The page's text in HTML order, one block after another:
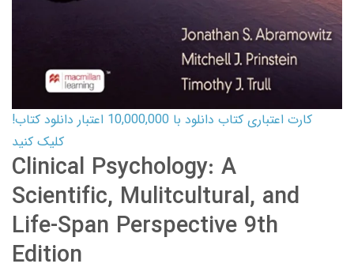
کارت اعتباری کتاب دانلود با 10,000,000 اعتبار دانلود کتاب!
کلیک کنید
Clinical Psychology: A
Scientific, Mulitcultural, and
Life-Span Perspective 9th
Edition